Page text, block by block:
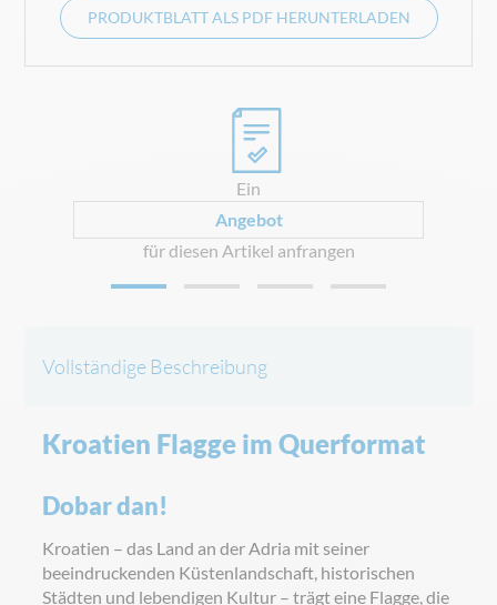
PRODUKTBLATT ALS PDF HERUNTERLADEN
Ein
Angebot
für diesen Artikel anfrangen
Vollständige Beschreibung
Kroatien Flagge im Querformat
Dobar dan!
Kroatien – das Land an der Adria mit seiner
beeindruckenden Küstenlandschaft, historischen
Städten und lebendigen Kultur – trägt eine Flagge, die